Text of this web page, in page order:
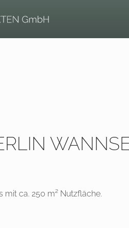
mit ca. 250 m² Nutzfläche.